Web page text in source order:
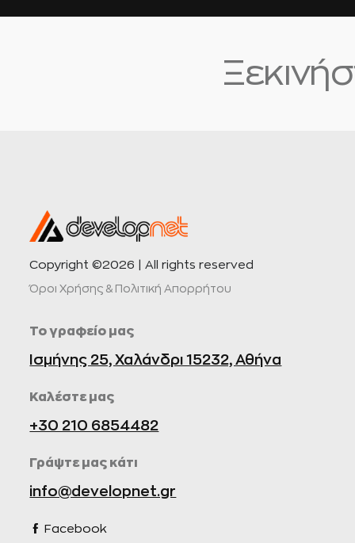
Copyright ©2026 | All rights reserved
Όροι Χρήσης & Πολιτική Απορρήτου
Το γραφείο μας
Ισμήνης 25, Χαλάνδρι 15232, Αθήνα
Καλέστε μας
+30 210 6854482
Γράψτε μας κάτι
info@developnet.gr
Facebook